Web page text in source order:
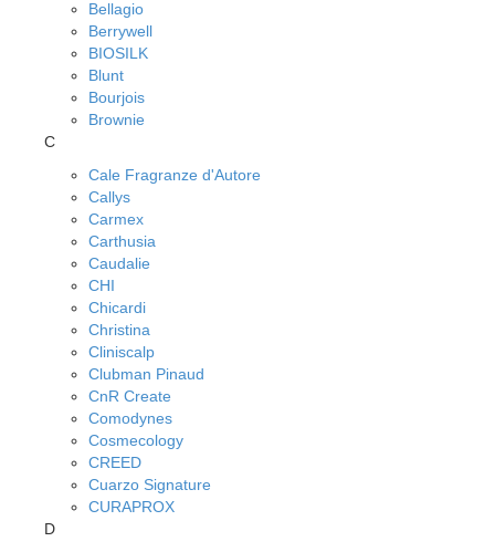
Bellagio
Berrywell
BIOSILK
Blunt
Bourjois
Brownie
C
Cale Fragranze d'Autore
Callys
Carmex
Carthusia
Caudalie
CHI
Chicardi
Christina
Cliniscalp
Clubman Pinaud
CnR Create
Comodynes
Cosmecology
CREED
Cuarzo Signature
CURAPROX
D